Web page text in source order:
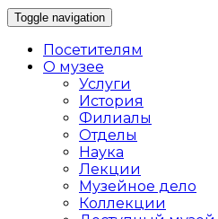
Toggle navigation
Посетителям
О музее
Услуги
История
Филиалы
Отделы
Наука
Лекции
Музейное дело
Коллекции